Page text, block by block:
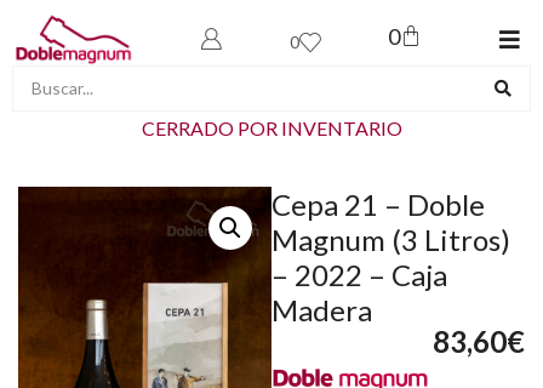
0 0
CERRADO POR INVENTARIO
Cepa 21 – Doble
Magnum (3 Litros)
– 2022 – Caja
Madera
83,60€